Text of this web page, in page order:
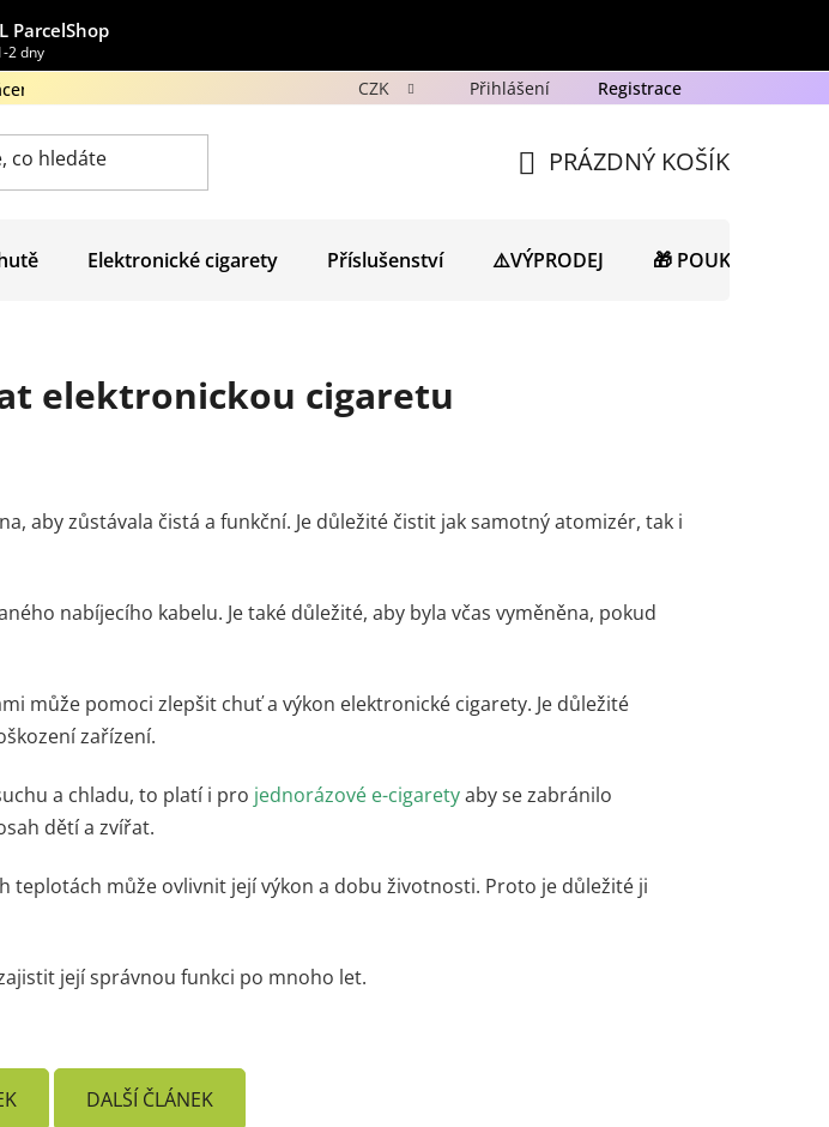
ParcelShop
2 dny
zboží Ochrana osobních údajů GDPR Novinky
CZK Přihlášení Registrace
KOŠÍK
PRÁZDNÝ KOŠÍK
Elektronické cigarety Příslušenství ⚠️VÝPRODEJ 🎁 POUKAZY
elektronickou cigaretu
aby zůstávala čistá a funkční. Je důležité čistit jak samotný atomizér, tak i
nabíjecího kabelu. Je také důležité, aby byla včas vyměněna, pokud
může pomoci zlepšit chuť a výkon elektronické cigarety. Je důležité
zařízení.
a chladu, to platí i pro jednorázové e-cigaretyaby se zabránilo
dětí a zvířat.
teplotách může ovlivnit její výkon a dobu životnosti. Proto je důležité ji
její správnou funkci po mnoho let.
DALŠÍ ČLÁNEK